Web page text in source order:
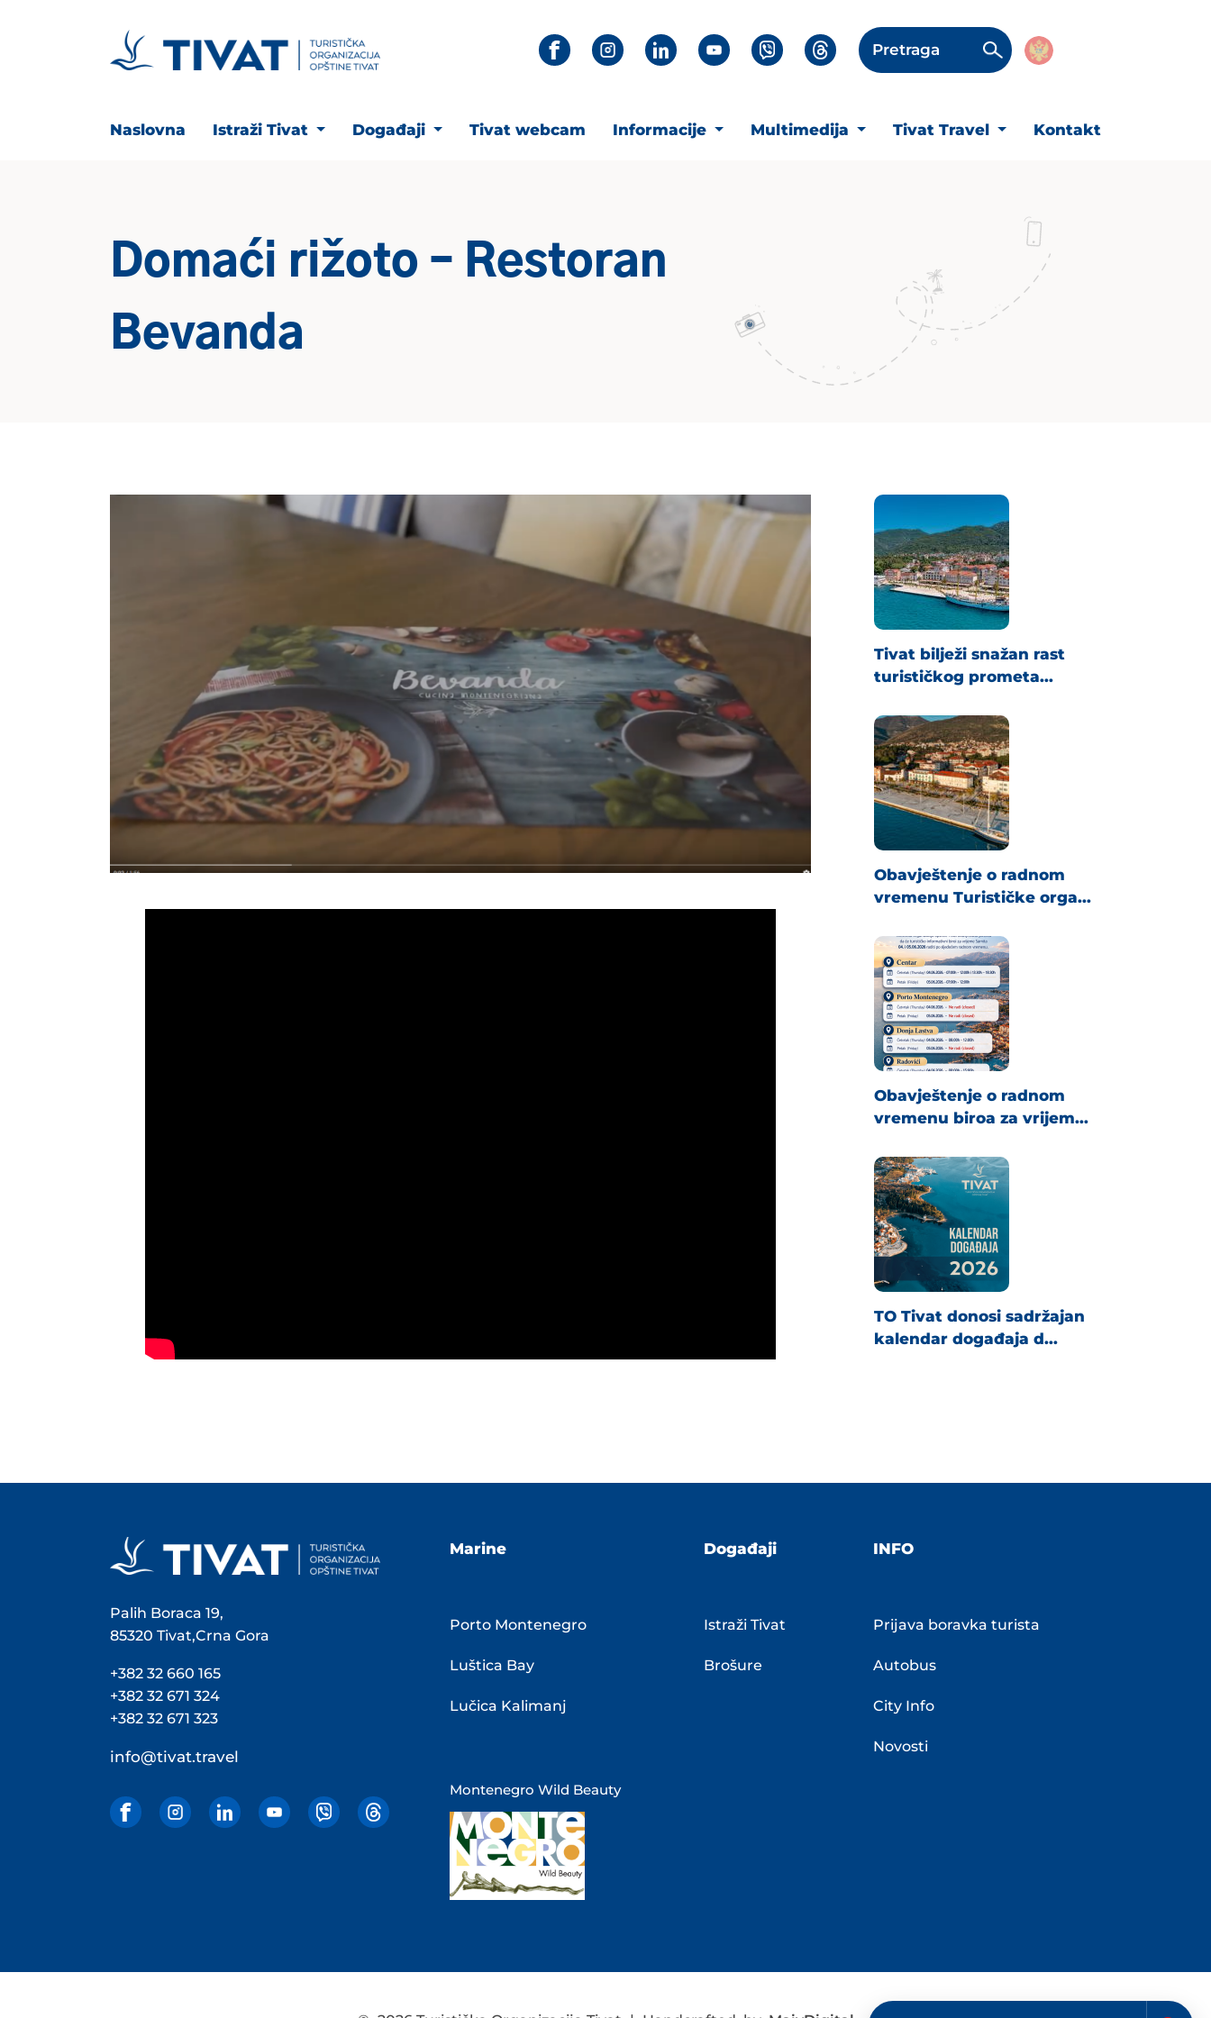
Pretraga
Naslovna Istraži Tivat Događaji Tivat webcam Informacije Multimedija Tivat Travel Kontakt
Domaći rižoto – Restoran
Bevanda
Tivat bilježi snažan rast
turističkog prometa...
Obavještenje o radnom
vremenu Turističke orga...
Obavještenje o radnom
vremenu biroa za vrijem...
TO Tivat donosi sadržajan
kalendar događaja d...
Palih Boraca 19,
85320 Tivat,Crna Gora
+382 32 660 165
+382 32 671 324
+382 32 671 323
info@tivat.travel
Marine
Porto Montenegro
Luštica Bay
Lučica Kalimanj
Montenegro Wild Beauty
Događaji
Istraži Tivat
Brošure
INFO
Prijava boravka turista
Autobus
City Info
Novosti